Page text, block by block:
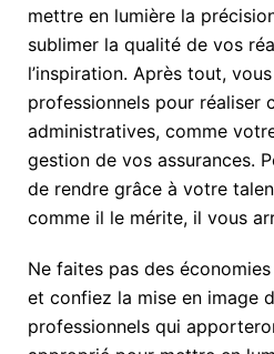
mettre en lumière la
sublimer la qualité de vos
l’inspiration. Après tout,
professionnels pour réaliser
administratives, comme
gestion de vos assurances.
de rendre grâce à votre
comme il le mérite, il vous
Ne faites pas des
et confiez la mise en image
professionnels qui